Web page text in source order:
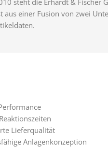
aus einer Fusion von zwei
Lieferqualität
Anlagenkonzeption